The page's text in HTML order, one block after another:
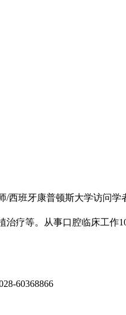
班牙康普顿斯大学访问学
疗等。从事口腔临床工作
60368866